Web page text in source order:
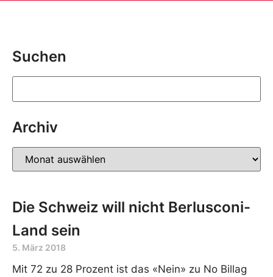
Suchen
Archiv
Die Schweiz will nicht Berlusconi-
Land sein
5. März 2018
Mit 72 zu 28 Prozent ist das «Nein» zu No Billag